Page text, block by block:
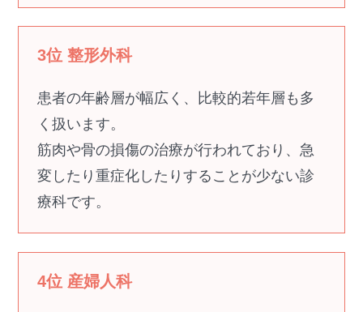
3位 整形外科
患者の年齢層が幅広く、比較的若年層も多
く扱います。
筋肉や骨の損傷の治療が行われており、急
変したり重症化したりすることが少ない診
療科です。
4位 産婦人科